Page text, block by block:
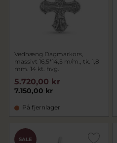
Vedhæng Dagmarkors,
massivt 16,5*14,5 m/m., tk. 1,8
mm. 14 kt. hvg.
7.150,00 kr
5.720,00 kr
På fjernlager
SALE